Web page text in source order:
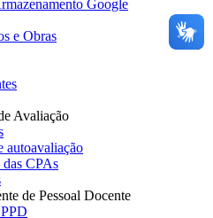
Google
e Obras
Avaliação
autoavaliação
CPAs
de Pessoal Docente